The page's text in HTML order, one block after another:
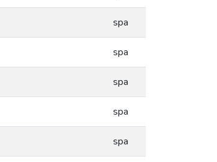
spa
spa
spa
spa
spa